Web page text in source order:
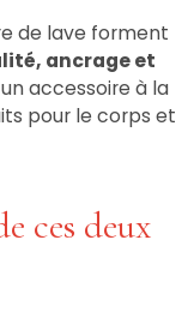
de lave forment
ancrage et
accessoire à la
pour le corps et
ces deux